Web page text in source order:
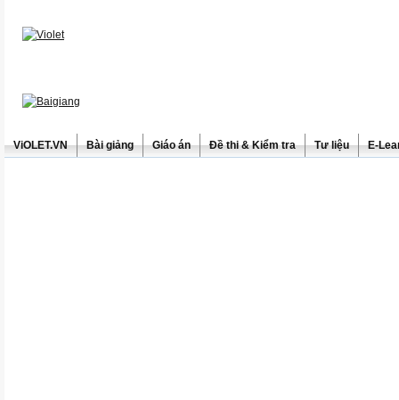
ViOLET.VN Bài giảng Giáo án Đề thi & Kiểm tra Tư liệu E-